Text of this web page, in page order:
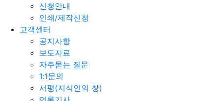
신청안내
인쇄/제작신청
고객센터
공지사항
보도자료
자주묻는 질문
1:1문의
서평(지식인의 창)